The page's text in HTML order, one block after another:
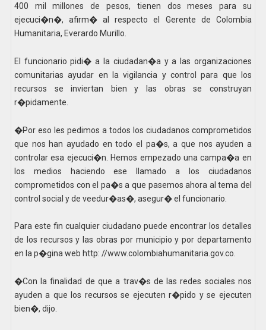
400 mil millones de pesos, tienen dos meses para su
ejecuci�n�, afirm� al respecto el Gerente de Colombia
Humanitaria, Everardo Murillo.
El funcionario pidi� a la ciudadan�a y a las organizaciones
comunitarias ayudar en la vigilancia y control para que los
recursos se inviertan bien y las obras se construyan
r�pidamente.
�Por eso les pedimos a todos los ciudadanos comprometidos
que nos han ayudado en todo el pa�s, a que nos ayuden a
controlar esa ejecuci�n. Hemos empezado una campa�a en
los medios haciendo ese llamado a los ciudadanos
comprometidos con el pa�s a que pasemos ahora al tema del
control social y de veedur�as�, asegur� el funcionario.
Para este fin cualquier ciudadano puede encontrar los detalles
de los recursos y las obras por municipio y por departamento
en la p�gina web http: //www.colombiahumanitaria.gov.co.
�Con la finalidad de que a trav�s de las redes sociales nos
ayuden a que los recursos se ejecuten r�pido y se ejecuten
bien�, dijo.